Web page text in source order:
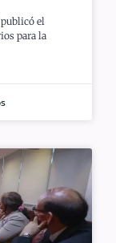
el
para la